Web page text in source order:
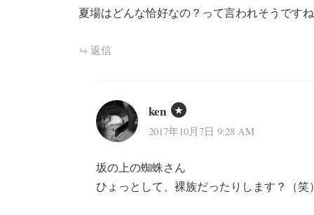
夏場はどんな恰好なの？って言われそうです
返信
ken
2017年10月7日 9:28 AM
坂の上の蜘蛛さん
ひょっとして、裸族だったりします？（笑